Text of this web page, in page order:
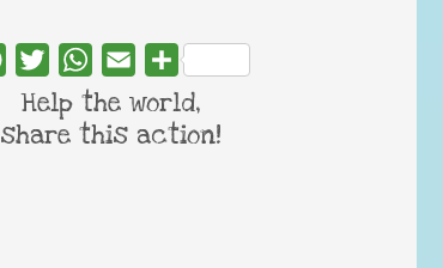
FacebookTwitterWhatsApp
Email Share
Help the world,
share this action!